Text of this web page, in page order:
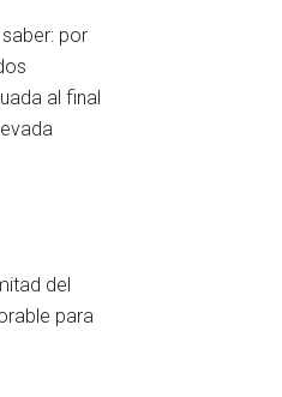
por
al final
del
para